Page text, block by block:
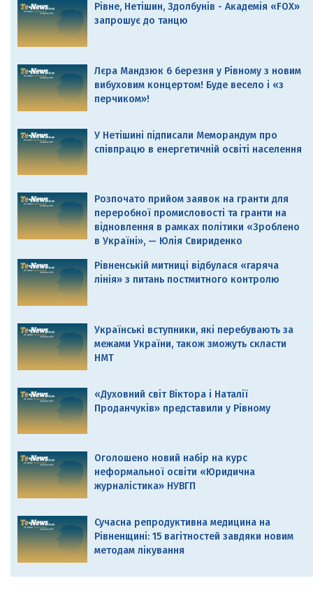
Рівне, Нетішин, Здолбунів - Академія «FOX»
запрошує до танцю
Лєра Мандзюк 6 березня у Рівному з новим
вибуховим концертом! Буде весело і «з
перчиком»!
У Нетішині підписали Меморандум про
співпрацю в енергетичній освіті населення
Розпочато прийом заявок на гранти для
переробної промисловості та гранти на
відновлення в рамках політики «Зроблено
в Україні», — Юлія Свириденко
Рівненській митниці відбулася «гаряча
лінія» з питань постмитного контролю
Українські вступники, які перебувають за
межами України, також зможуть скласти
НМТ
«Духовний світ Віктора і Наталії
Проданчуків» представили у Рівному
Оголошено новий набір на курс
неформальної освіти «Юридична
журналістика» НУВГП
Сучасна репродуктивна медицина на
Рівненщині: 15 вагітностей завдяки новим
методам лікування